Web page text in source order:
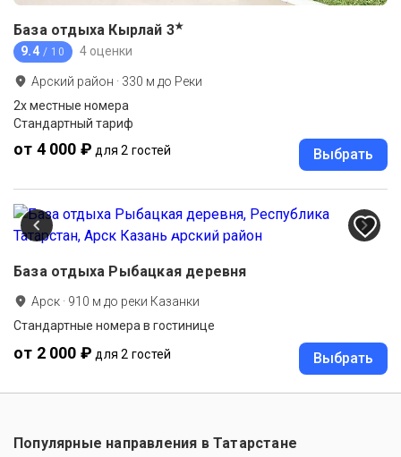
База отдыха Кырлай 3★
9.4 / 10 4 оценки
Арский район · 330 м до Реки
2х местные номера
Стандартный тариф
от 4 000 ₽ для 2 гостей Выбрать
База отдыха Рыбацкая деревня
Арск · 910 м до реки Казанки
Стандартные номера в гостинице
от 2 000 ₽ для 2 гостей Выбрать
Популярные направления в Татарстане